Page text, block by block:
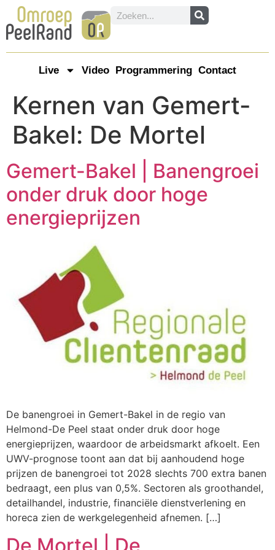
Live Video Programmering Contact
Kernen van Gemert-
Bakel: De Mortel
Gemert-Bakel | Banengroei
onder druk door hoge
energieprijzen
De banengroei in Gemert-Bakel in de regio van
Helmond-De Peel staat onder druk door hoge
energieprijzen, waardoor de arbeidsmarkt afkoelt. Een
UWV-prognose toont aan dat bij aanhoudend hoge
prijzen de banengroei tot 2028 slechts 700 extra banen
bedraagt, een plus van 0,5%. Sectoren als groothandel,
detailhandel, industrie, financiële dienstverlening en
horeca zien de werkgelegenheid afnemen. […]
De Mortel | De